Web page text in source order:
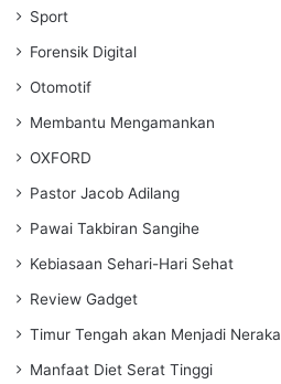
Sport
Forensik Digital
Otomotif
Membantu Mengamankan
OXFORD
Pastor Jacob Adilang
Pawai Takbiran Sangihe
Kebiasaan Sehari-Hari Sehat
Review Gadget
Timur Tengah akan Menjadi Neraka
Manfaat Diet Serat Tinggi